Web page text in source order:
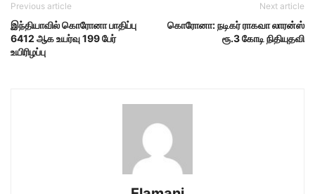
Previous article
இந்தியாவில் கொரோனா பாதிப்பு
6412 ஆக உயர்வு 199 பேர்
உயிரிழப்பு
Next article
கொரோனா: நடிகர் ராகவா லாரன்ஸ்
ரூ.3 கோடி நிதியுதவி